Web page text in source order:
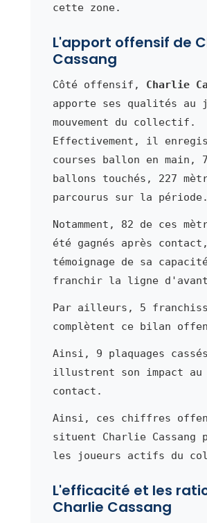
cette zone.
L'apport offensif de
Cassang
Côté offensif, Charlie
apporte ses qualités au
mouvement du collectif.
Effectivement, il
courses ballon en main,
ballons touchés, 227
parcourus sur la période.
Notamment, 82 de ces
été gagnés après contact,
témoignage de sa
franchir la ligne
Par ailleurs, 5
complètent ce bilan
Ainsi, 9 plaquages cassés
illustrent son impact au
contact.
Ainsi, ces chiffres
situent Charlie Cassang
les joueurs actifs du
L'efficacité et les
Charlie Cassang